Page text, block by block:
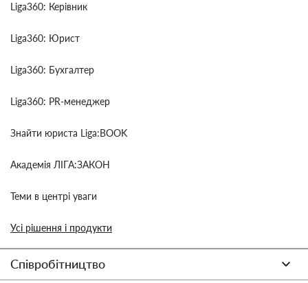
Liga360: Керівник
Liga360: Юрист
Liga360: Бухгалтер
Liga360: PR-менеджер
Знайти юриста Liga:BOOK
Академія ЛІГА:ЗАКОН
Теми в центрі уваги
Усі рішення і продукти
Співробітництво